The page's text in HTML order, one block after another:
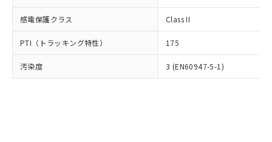
感電保護クラス Class II
PTI（トラッキング特性） 175
汚染度 3 (EN60947-5-1)
マイパーツ機能（部品リスト作成サー
ビス）をご利用いただくには、I-Web
メンバーズにご登録されている必要が
お客様が当ウェブサイト上で当社にご
登録された部品リストについて、当社
部品在庫の切り替え状況などにより、予定
月が前後することがあります。
※3 非含有証明書ダウンロード
「10」：通常の使用状況下において有害物
質が外部に漏えいし、環境に深刻な影響を
及ぼさない年数を意味します。
「－」：未確認です。当社販売部門へお問
販売先および販売に係わる関係者が違
法に輸出するおそれがある場合は、取
空
受注生産機種、また在庫状況の
情報を公開していない機種